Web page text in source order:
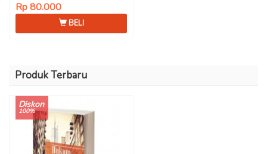
Rp 80.000
BELI
Produk Terbaru
Diskon
100%